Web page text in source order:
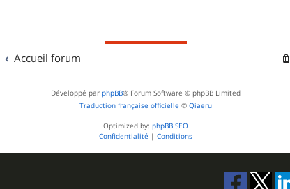
Accueil forum
Développé par phpBB® Forum Software © phpBB Limited
Traduction française officielle © Qiaeru
Optimized by: phpBB SEO
Confidentialité | Conditions